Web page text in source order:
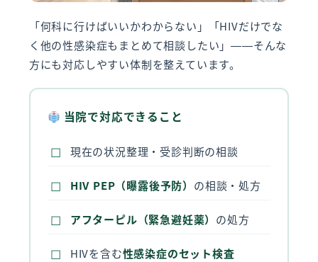
「何科に行けばいいかわからない」「HIVだけでな
く他の性感染症もまとめて相談したい」——そんな
方にも対応しやすい体制を整えています。
当院で対応できること
現在の状況整理・受診判断の相談
HIV PEP（曝露後予防） の相談・処方
アフターピル（緊急避妊薬） の処方
HIVを含む性感染症のセット検査